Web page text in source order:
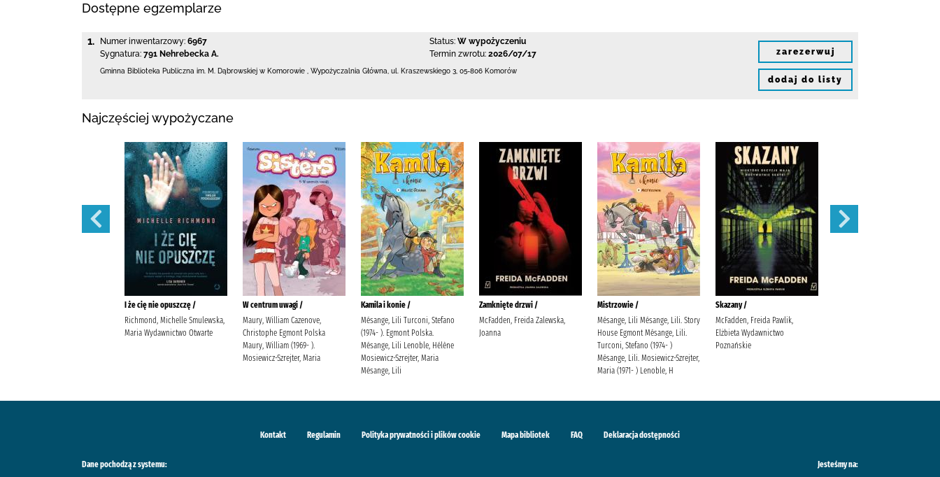
Dostępne egzemplarze
1. Numer inwentarzowy: 6967
Sygnatura: 791 Nehrebecka A.
Status: W wypożyczeniu
Termin zwrotu: 2026/07/17
Gminna Biblioteka Publiczna im. M. Dąbrowskiej w Komorowie Wypożyczalnia Główna, ul. Kraszewskiego 3 05-806 Komorów
zarezerwuj
dodaj do listy
Najczęściej wypożyczane
I że cię nie opuszczę /
Richmond, Michelle Smulewska,
Maria Wydawnictwo Otwarte
W centrum uwagi /
Maury, William Cazenove,
Christophe Egmont Polska
Maury, William (1969- ).
Mosiewicz-Szrejter, Maria
Kamila i konie /
Mésange, Lili Turconi, Stefano
(1974- ). Egmont Polska.
Mésange, Lili Lenoble, Hélène
Mosiewicz-Szrejter, Maria
Mésange, Lili
Zamknięte drzwi /
McFadden, Freida Zalewska,
Joanna
Mistrzowie /
Mésange, Lili Mésange, Lili. Story
House Egmont Mésange, Lili.
Turconi, Stefano (1974- )
Mésange, Lili. Mosiewicz-Szrejter,
Maria (1971- ) Lenoble, H
Skazany /
McFadden, Freida Pawlik,
Elżbieta Wydawnictwo
Poznańskie
Kontakt Regulamin Polityka prywatności i plików cookie Mapa bibliotek FAQ Deklaracja dostępności
Dane pochodzą z systemu: Jesteśmy na: